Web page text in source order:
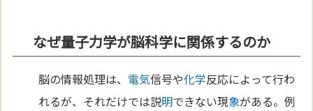
なぜ量子力学が脳科学に関係するのか
脳の情報処理は、 電気信号や化学反応によって行わ
れるが、それだけでは説明できない現象がある。例